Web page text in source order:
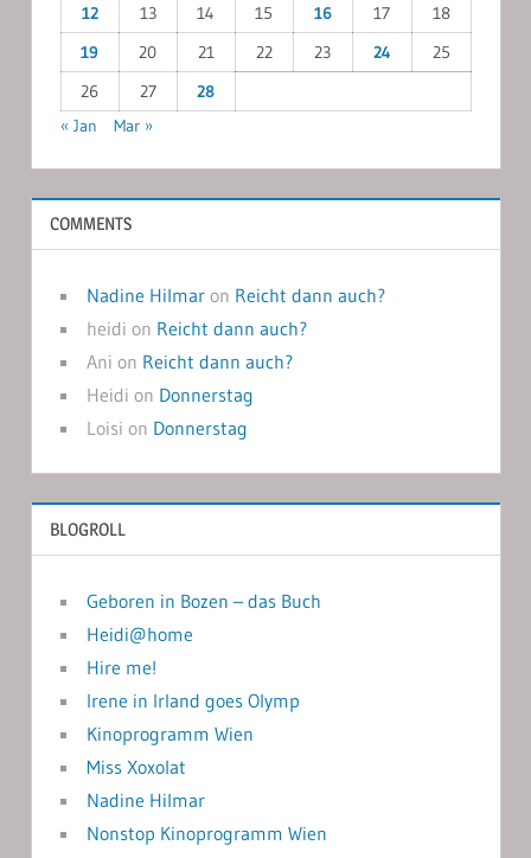
12
13 14 15 16 17
18
19
20 21 22 23 24
25
26
27
28
« Jan
Mar »
COMMENTS
Nadine Hilmaron Reicht dann auch?
heidi on Reicht dann auch?
Ani on Reicht dann auch?
Heidi on Donnerstag
Loisi on Donnerstag
BLOGROLL
Geboren in Bozen – das Buch
Heidi@home
Hire me!
Irene in Irland goes Olymp
Kinoprogramm Wien
Miss Xoxolat
Nadine Hilmar
Nonstop Kinoprogramm Wien